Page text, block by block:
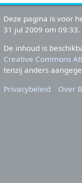
Deze pagina is voor
31 jul 2009 om 09:33.
De inhoud is
Creative Commons
tenzij anders
Privacybeleid
Over